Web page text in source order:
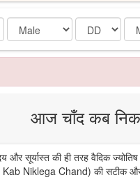
Date
आज चाँद कब
और सूर्यास्त की ही तरह वैदिक
Kab Niklega Chand) की सटीक और